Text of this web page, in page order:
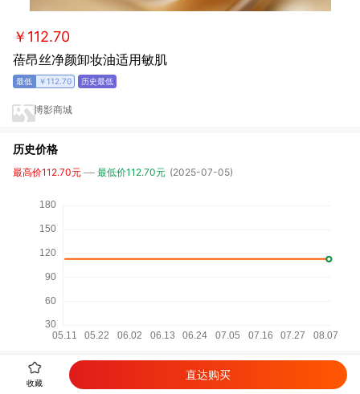
￥112.70
蓓昂丝净颜卸妆油适用敏肌
￥112.70
博影商城
历史价格
最高价112.70元 最低价112.70元 (2025-07-05)
详细参数
收藏
直达购买